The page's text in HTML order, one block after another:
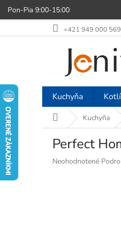
Pon-Pia 9:00-15:00
na
+421 949 000 569
Kuchyňa
DomovKuchyňa
Perfect
Priemerné
Neohodnotené